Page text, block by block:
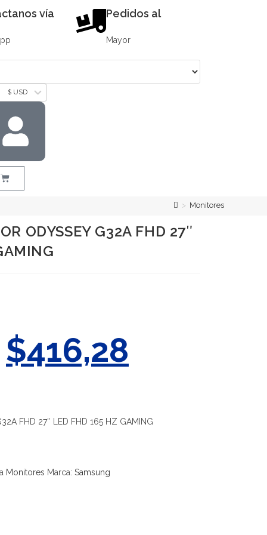
vía Pedidos al
Mayor
$ USD
> Monitores
ODYSSEY G32A FHD 27″
$416,28
FHD 27″ LED FHD 165 HZ GAMING
Monitores Marca: Samsung